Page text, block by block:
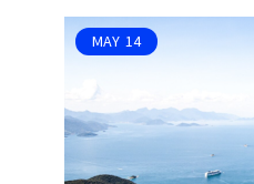
MAY 14